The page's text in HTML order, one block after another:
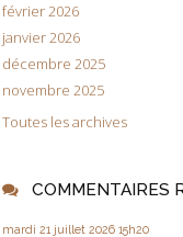
février 2026
janvier 2026
décembre 2025
novembre 2025
Toutes les archives
COMMENTAIRES
mardi 21 juillet 2026 15h20